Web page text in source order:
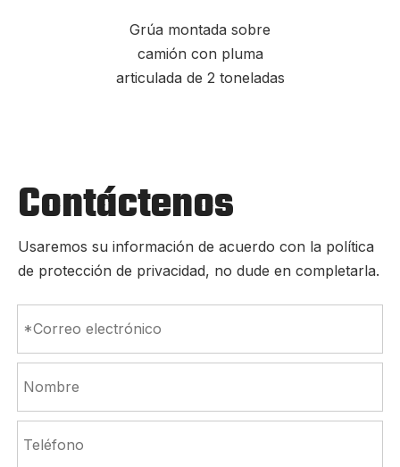
Grúa montada sobre
camión con pluma
articulada de 2 toneladas
Contáctenos
Usaremos su información de acuerdo con la política
de protección de privacidad, no dude en completarla.